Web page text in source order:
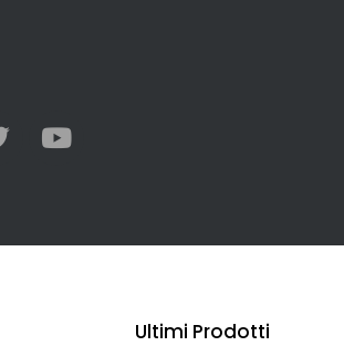
Ultimi Prodotti